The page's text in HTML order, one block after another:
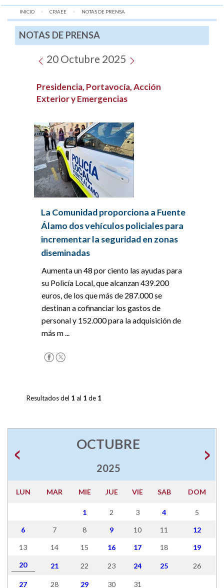
INICIO CPJAEE AQUÍ:
NOTAS DE PRENSA
NOTAS DE PRENSA
20 Octubre 2025
Presidencia, Portavocía, Acción
Exterior y Emergencias
La Comunidad proporciona a Fuente
Álamo dos vehículos policiales para
incrementar la seguridad en zonas
diseminadas
Aumenta un 48 por ciento las ayudas para
su Policía Local, que alcanzan 439.200
euros, de los que más de 287.000 se
destinan a cofinanciar los gastos de
personal y 152.000 para la adquisición de
más m ...
Resultados del 1 al 1de 1
OCTUBRE
2025
LUN MAR MIE JUE VIE SAB DOM
1 2 3 4 5
6 7 8 9 10 11 12
13 14 15 16 17 18 19
20 21 22 23 24 25 26
27 28 29 30 31